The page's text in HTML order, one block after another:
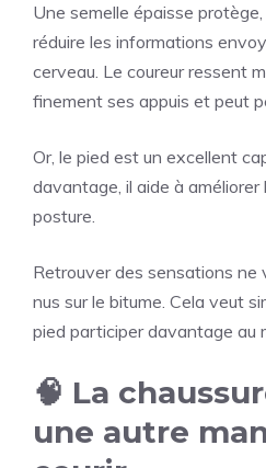
Une semelle épaisse
réduire les informations
cerveau. Le coureur ressent
finement ses appuis et peut
Or, le pied est un excellent
davantage, il aide à améliorer
posture.
Retrouver des sensations ne
nus sur le bitume. Cela veut
pied participer davantage au
🧠 La
une autre